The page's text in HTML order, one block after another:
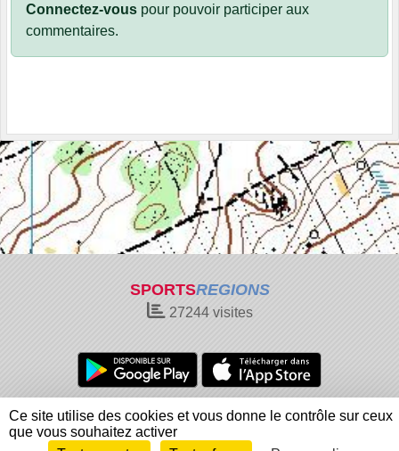
Connectez-vous pour pouvoir participer aux
commentaires.
SPORTSREGIONS
27244visites
Charte cookies
Gestion des cookies
Informations légales
Signaler un contenu inapproprié
Ce site utilise des cookies et vous donne le contrôle sur ceux
que vous souhaitez activer